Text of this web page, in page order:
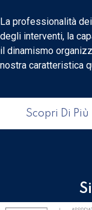
La professionalità
degli interventi, la
il dinamismo
nostra caratteristica
Scopri Di Più